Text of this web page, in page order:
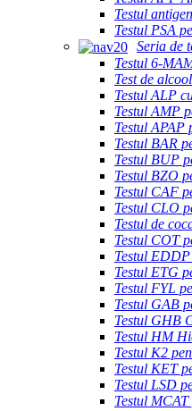
Testul
Testul PSA
Seria de
Testul 6-
Test de
Testul ALP
Testul AMP
Testul APAP
Testul BAR
Testul BUP
Testul BZO
Testul CAF
Testul CLO
Testul de
Testul COT
Testul
Testul ETG
Testul FYL
Testul GAB
Testul GHB
Testul HM
Testul K2
Testul KET
Testul LSD
Testul